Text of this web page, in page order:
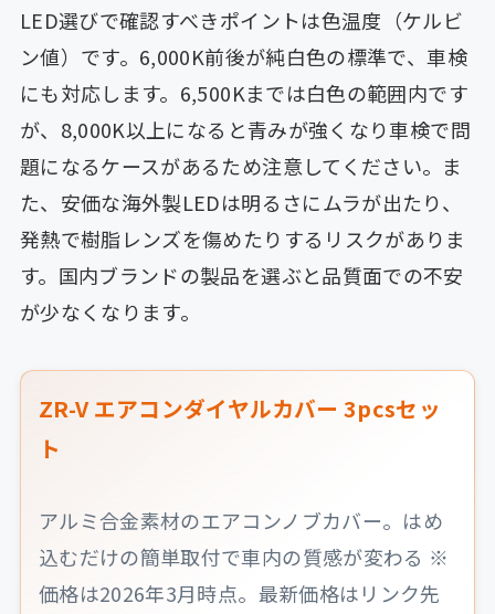
LED選びで確認すべきポイントは色温度（ケルビ
ン値）です。6,000K前後が純白色の標準で、車検
にも対応します。6,500Kまでは白色の範囲内です
が、8,000K以上になると青みが強くなり車検で問
題になるケースがあるため注意してください。ま
た、安価な海外製LEDは明るさにムラが出たり、
発熱で樹脂レンズを傷めたりするリスクがありま
す。国内ブランドの製品を選ぶと品質面での不安
が少なくなります。
ZR-V エアコンダイヤルカバー 3pcsセッ
ト
アルミ合金素材のエアコンノブカバー。はめ
込むだけの簡単取付で車内の質感が変わる ※
価格は2026年3月時点。最新価格はリンク先